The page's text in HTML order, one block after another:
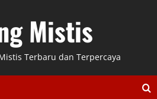
Mistis
Terbaru dan Terpercaya